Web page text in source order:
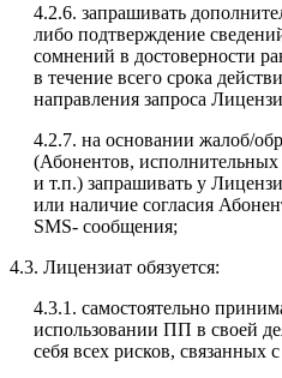
4.2.6. запрашивать
либо подтверждение
сомнений в достоверности
в течение всего срока
направления запроса
4.2.7. на основании жалоб/
(Абонентов,
и т.п.) запрашивать у
или наличие согласия
SMS- сообщения;
4.3. Лицензиат обязуется:
4.3.1. самостоятельно
использовании ПП в своей
себя всех рисков, связанных